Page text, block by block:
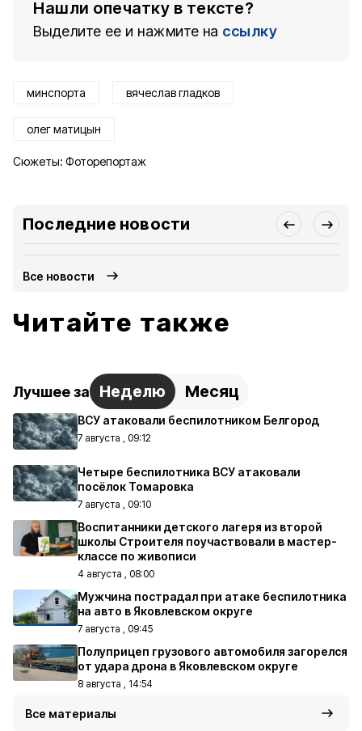
Нашли опечатку в тексте?
Выделите ее и нажмите на ссылку
минспорта вячеслав гладков
олег матицын
Сюжеты: Фоторепортаж
Последние новости
Все новости
Читайте также
Лучшее за Неделю Месяц
ВСУ атаковали беспилотником Белгород
7 августа , 09:12
Четыре беспилотника ВСУ атаковали
посёлок Томаровка
7 августа , 09:10
Воспитанники детского лагеря из второй
школы Строителя поучаствовали в мастер-
классе по живописи
4 августа , 08:00
Мужчина пострадал при атаке беспилотника
на авто в Яковлевском округе
7 августа , 09:45
Полуприцеп грузового автомобиля загорелся
от удара дрона в Яковлевском округе
8 августа , 14:54
Все материалы